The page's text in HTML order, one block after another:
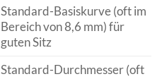
Standard-Basiskurve (oft im
Bereich von 8,6 mm) für
guten Sitz
Standard-Durchmesser (oft